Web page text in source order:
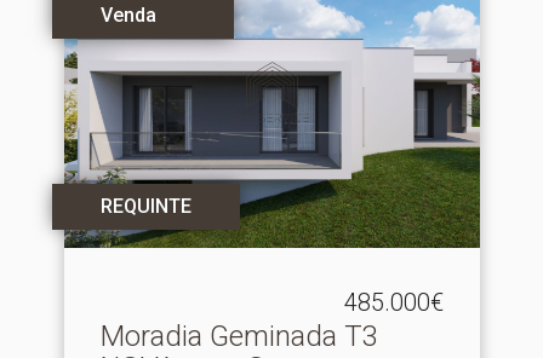
Venda
REQUINTE
485.000€
Moradia Geminada T3